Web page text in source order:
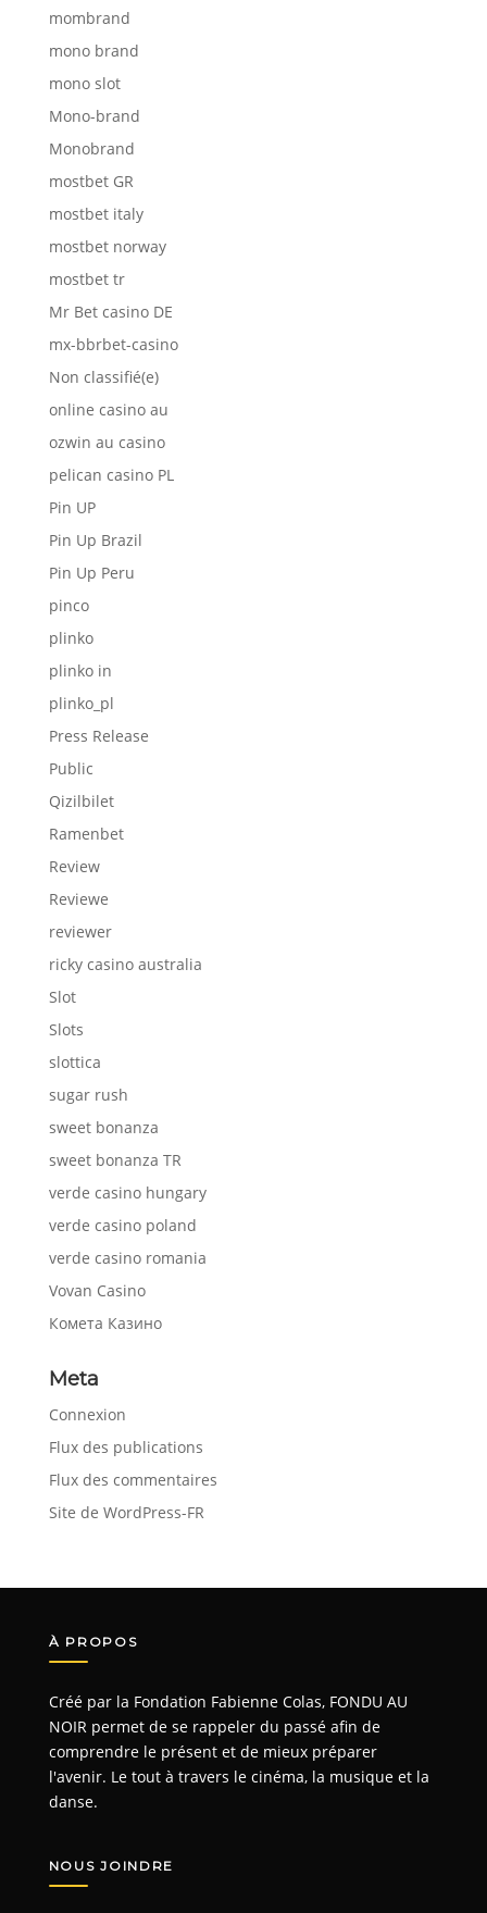
mombrand
mono brand
mono slot
Mono-brand
Monobrand
mostbet GR
mostbet italy
mostbet norway
mostbet tr
Mr Bet casino DE
mx-bbrbet-casino
Non classifié(e)
online casino au
ozwin au casino
pelican casino PL
Pin UP
Pin Up Brazil
Pin Up Peru
pinco
plinko
plinko in
plinko_pl
Press Release
Public
Qizilbilet
Ramenbet
Review
Reviewe
reviewer
ricky casino australia
Slot
Slots
slottica
sugar rush
sweet bonanza
sweet bonanza TR
verde casino hungary
verde casino poland
verde casino romania
Vovan Casino
Комета Казино
Meta
Connexion
Flux des publications
Flux des commentaires
Site de WordPress-FR
À PROPOS
Créé par la Fondation Fabienne Colas, FONDU AU
NOIR permet de se rappeler du passé afin de
comprendre le présent et de mieux préparer
l'avenir. Le tout à travers le cinéma, la musique et la
danse.
NOUS JOINDRE